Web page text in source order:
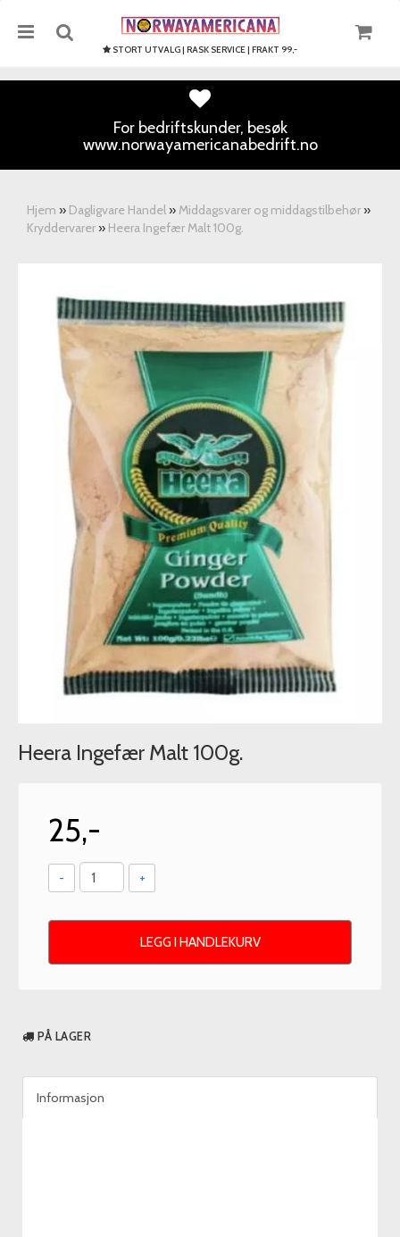
STORT UTVALG | RASK SERVICE | FRAKT 99,-
For bedriftskunder, besøk
www.norwayamericanabedrift.no
Hjem » Dagligvare Handel » Middagsvarer og middagstilbehør »
Kryddervarer » Heera Ingefær Malt 100g.
Heera Ingefær Malt 100g.
25,-
- +
LEGG I HANDLEKURV
PÅ LAGER
Informasjon